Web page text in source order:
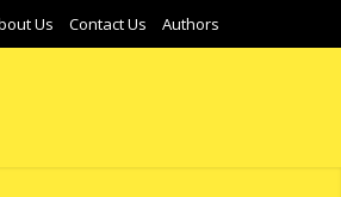
Us Contact Us Authors